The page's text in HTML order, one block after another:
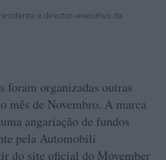
e director-executivo da
foram organizadas outras
mês de Novembro. A marca
angariação de fundos
pela Automobili
do site oficial do Movember